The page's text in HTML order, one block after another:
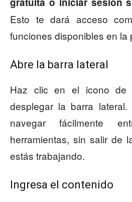
Esto te dará acceso
funciones disponibles en la
Abre la barra lateral
Haz clic en el icono de
desplegar la barra
navegar fácilmente
herramientas, sin salir de
estás trabajando.
Ingresa el contenido